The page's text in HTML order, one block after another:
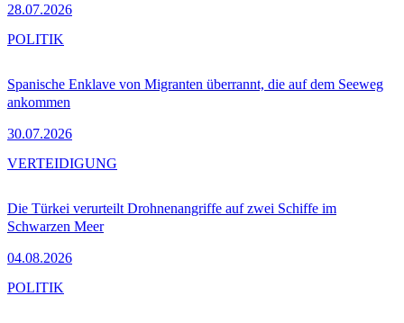
28.07.2026
Spanische Enklave von Migranten überrannt, die auf dem Seeweg
ankommen
30.07.2026
POLITIK
Die Türkei verurteilt Drohnenangriffe auf zwei Schiffe im
Schwarzen Meer
04.08.2026
VERTEIDIGUNG
POLITIK